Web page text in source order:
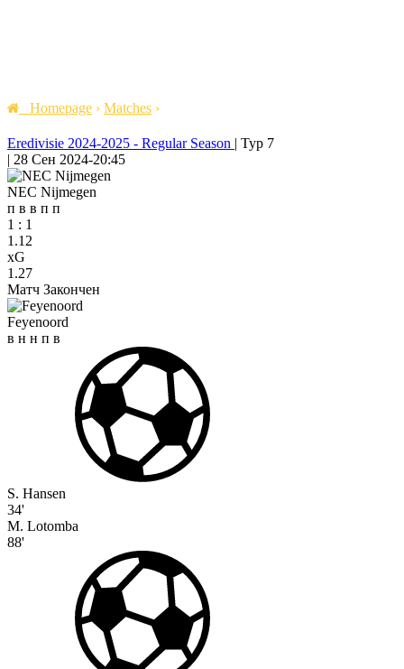
Homepage › Matches ›
Eredivisie 2024-2025 - Regular Season | Тур 7
| 28 Сен 2024-20:45
NEC Nijmegen
п в в п п
1 : 1
1.12
xG
1.27
Матч Закончен
Feyenoord
в н н п в
S. Hansen
34'
M. Lotomba
88'